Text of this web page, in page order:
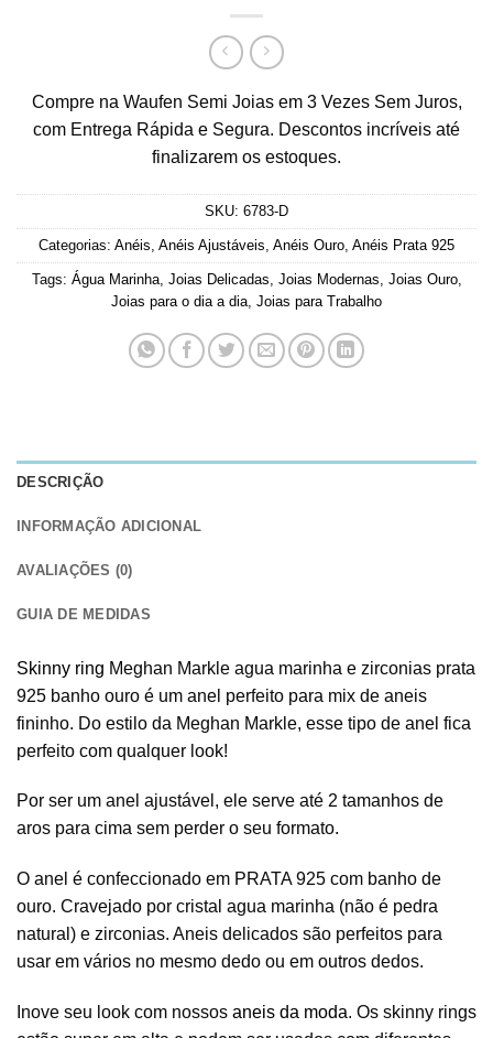
Compre na Waufen Semi Joias em 3 Vezes Sem Juros,
com Entrega Rápida e Segura. Descontos incríveis até
finalizarem os estoques.
SKU: 6783-D
Categorias: Anéis Anéis Ajustáveis Anéis Ouro Anéis Prata 925
Tags: Água Marinha, Joias Delicadas Joias Modernas Joias Ouro,
Joias para o dia a dia Joias para Trabalho
DESCRIÇÃO
INFORMAÇÃO ADICIONAL
AVALIAÇÕES (0)
GUIA DE MEDIDAS
Skinny ring Meghan Markle agua marinha e zirconias prata
925 banho ouro é um anel perfeito para mix de aneis
fininho. Do estilo da Meghan Markle, esse tipo de anel fica
perfeito com qualquer look!
Por ser um anel ajustável, ele serve até 2 tamanhos de
aros para cima sem perder o seu formato.
O anel é confeccionado em PRATA 925 com banho de
ouro. Cravejado por cristal agua marinha (não é pedra
natural) e zirconias. Aneis delicados são perfeitos para
usar em vários no mesmo dedo ou em outros dedos.
Inove seu look com nossos aneis da moda. Os skinny rings